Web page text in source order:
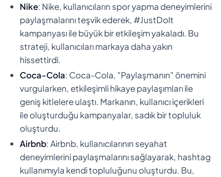
Nike: Nike, kullanıcıların spor yapma deneyimlerini
paylaşmalarını teşvik ederek, #JustDoIt
kampanyası ile büyük bir etkileşim yakaladı. Bu
strateji, kullanıcıları markaya daha yakın
hissettirdi.
Coca-Cola: Coca-Cola, "Paylaşmanın" önemini
vurgularken, etkileşimli hikaye paylaşımları ile
geniş kitlelere ulaştı. Markanın, kullanıcı içerikleri
ile oluşturduğu kampanyalar, sadık bir topluluk
oluşturdu.
Airbnb: Airbnb, kullanıcılarının seyahat
deneyimlerini paylaşmalarını sağlayarak, hashtag
kullanımıyla kendi topluluğunu oluşturdu. Bu,